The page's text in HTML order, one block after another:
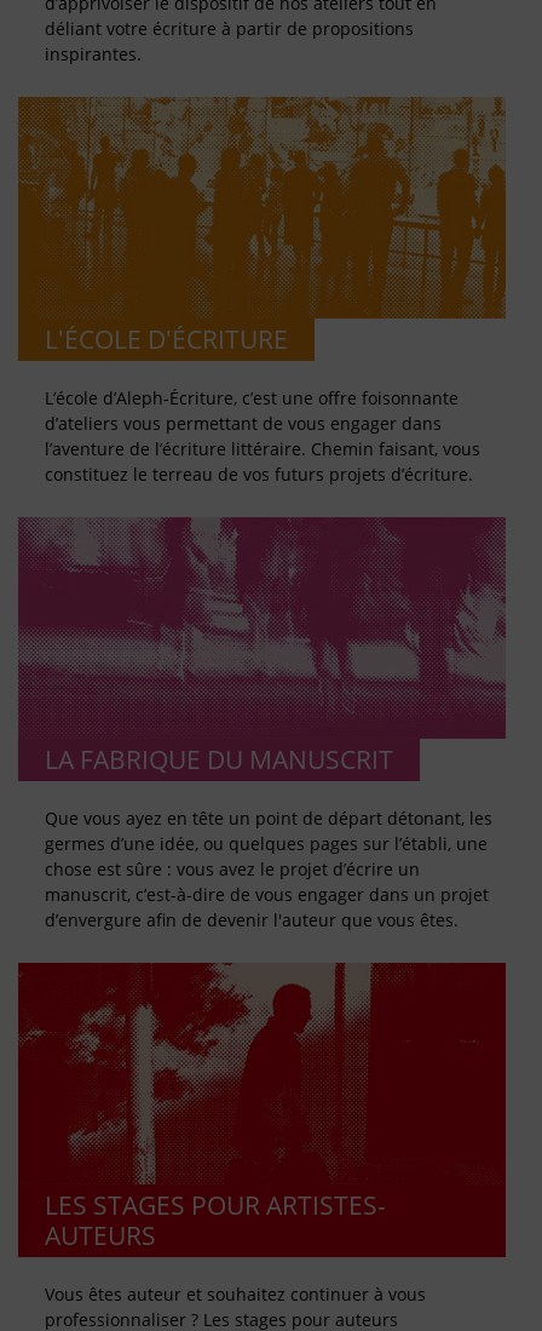
déliant votre écriture à partir de propositions
inspirantes.
L'ÉCOLE D'ÉCRITURE
L’école d’Aleph-Écriture, c’est une offre foisonnante
d’ateliers vous permettant de vous engager dans
l’aventure de l’écriture littéraire. Chemin faisant, vous
constituez le terreau de vos futurs projets d’écriture.
LA FABRIQUE DU MANUSCRIT
Que vous ayez en tête un point de départ détonant, les
germes d’une idée, ou quelques pages sur l’établi, une
chose est sûre : vous avez le projet d’écrire un
manuscrit, c’est-à-dire de vous engager dans un projet
d’envergure afin de devenir l'auteur que vous êtes.
LES STAGES POUR ARTISTES-
AUTEURS
Vous êtes auteur et souhaitez continuer à vous
professionnaliser ? Les stages pour auteurs